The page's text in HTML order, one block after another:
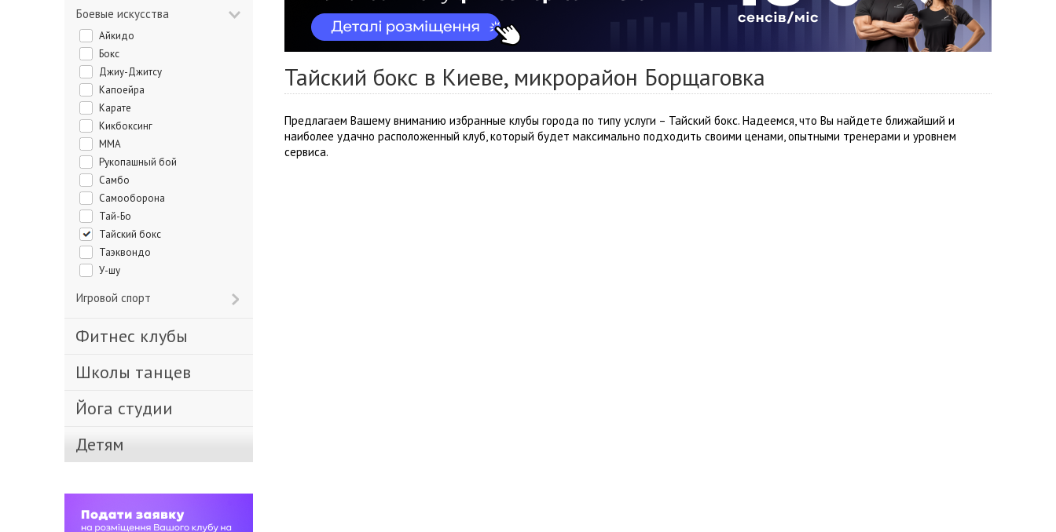
Тайский бокс в Киеве, микрорайон Борщаговка
Предлагаем Вашему вниманию избранные клубы города по типу услуги – Тайский бокс. Надеемся, что Вы найдете ближайший и
наиболее удачно расположенный клуб, который будет максимально подходить своими ценами, опытными тренерами и уровнем
сервиса.
Боевые искусства
Айкидо
Бокс
Джиу-Джитсу
Капоейра
Карате
Кикбоксинг
ММА
Рукопашный бой
Самбо
Самооборона
Тай-Бо
Тайский бокс
Таэквондо
У-шу
Игровой спорт
Фитнес клубы
Школы танцев
Йога студии
Детям